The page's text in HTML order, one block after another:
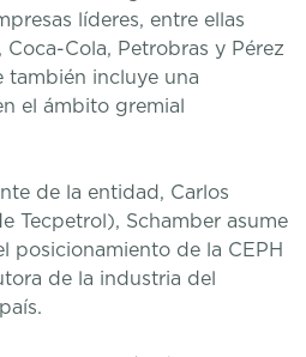
líderes, entre ellas
Cola, Petrobras y Pérez
también incluye una
el ámbito gremial
de la entidad, Carlos
Tecpetrol), Schamber asume
posicionamiento de la CEPH
de la industria del